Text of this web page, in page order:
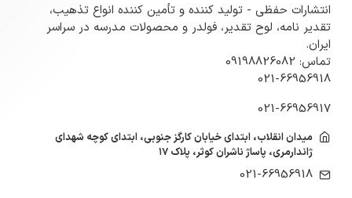
انتشارات حفظی - تولید کننده و تأمین کننده انواع تذهیب،
تقدیر نامه، لوح تقدیر، فولدر و محصولات مدرسه در سراسر
ایران.
تماس: 09198826082
021-66956918
021-66956917
میدان انقلاب، ابتدای خیابان کارگز جنوبی، ابتدای کوچه شهدای
ژاندارمری، پاساژ ناشران کوثر، پلاک ۱۷
021-66956918